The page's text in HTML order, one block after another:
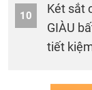
10
Két sắt
GIÀU
tiết